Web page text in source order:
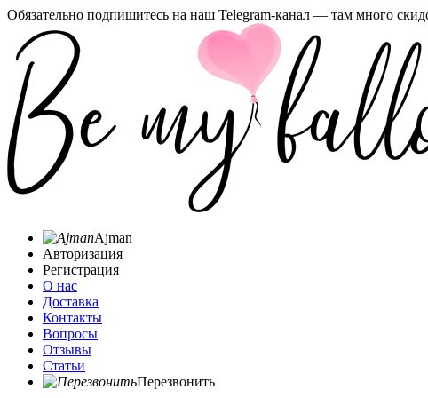
Обязательно подпишитесь на наш Telegram-канал — там много
Ajman
Авторизация
Регистрация
О нас
Доставка
Контакты
Вопросы
Отзывы
Статьи
Перезвонить